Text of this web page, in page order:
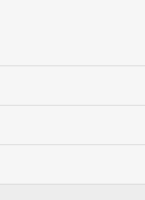
закрывающих